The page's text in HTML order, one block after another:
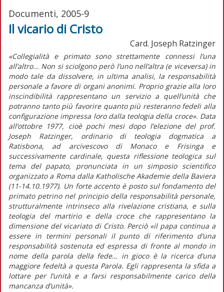
Documenti, 2005-9
Il vicario di Cristo
Card. Joseph Ratzinger
«Collegialità e primato sono strettamente connessi l’una
all’altro... Non si sciolgono però l’uno nell’altra (e viceversa) in
modo tale da dissolvere, in ultima analisi, la responsabilità
personale a favore di organi anonimi. Proprio grazie alla loro
inscindibilità rappresentano un servizio a quell’unità che
potranno tanto più favorire quanto più resteranno fedeli alla
configurazione impressa loro dalla teologia della croce». Data
all’ottobre 1977, cioè pochi mesi dopo l’elezione del prof.
Joseph Ratzinger, ordinario di teologia dogmatica a
Ratisbona, ad arcivescovo di Monaco e Frisinga e
successivamente cardinale, questa riflessione teologica sul
tema del papato, pronunciata in un simposio scientifico
organizzato a Roma dalla Katholische Akademie della Baviera
(11-14.10.1977). Un forte accento è posto sul fondamento del
primato petrino nel principio della responsabilità personale,
strutturalmente intrinseco alla rivelazione cristiana, e sulla
teologia del martirio e della croce che rappresentano la
dimensione del vicariato di Cristo. Perciò «il papa continua a
essere in termini personali il punto di riferimento d’una
responsabilità sostenuta ed espressa di fronte al mondo in
nome della parola della fede… in gioco è la ricerca d’una
maggiore fedeltà a questa Parola. Egli rappresenta la sfida a
lottare per l’unità e a farsi responsabilmente carico della
mancanza d’unità».